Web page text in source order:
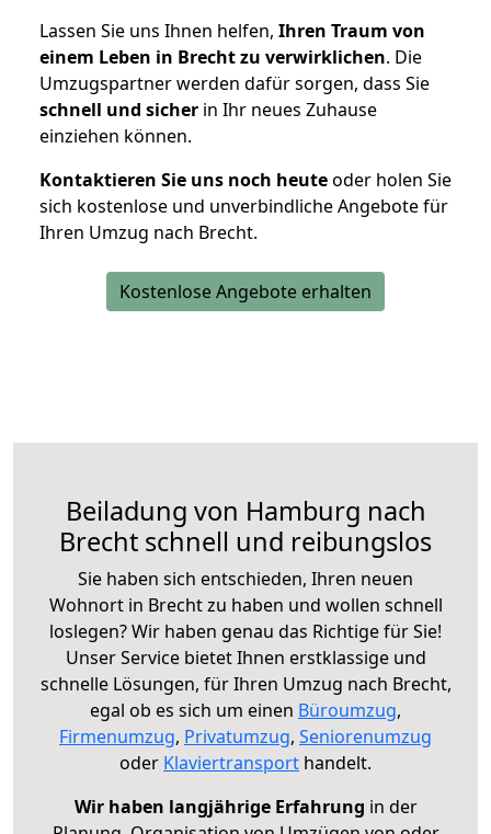
Lassen Sie uns Ihnen helfen, Ihren Traum von
einem Leben in Brecht zu verwirklichen. Die
Umzugspartner werden dafür sorgen, dass Sie
schnell und sicher in Ihr neues Zuhause
einziehen können.
Kontaktieren Sie uns noch heuteoder holen Sie
sich kostenlose und unverbindliche Angebote für
Ihren Umzug nach Brecht.
Kostenlose Angebote erhalten
Beiladung von Hamburg nach
Brecht schnell und reibungslos
Sie haben sich entschieden, Ihren neuen
Wohnort in Brecht zu haben und wollen schnell
loslegen? Wir haben genau das Richtige für Sie!
Unser Service bietet Ihnen erstklassige und
schnelle Lösungen, für Ihren Umzug nach Brecht,
egal ob es sich um einen Büroumzug,
Firmenumzug, Privatumzug, Seniorenumzug
oder Klaviertransport handelt.
Wir haben langjährige Erfahrung in der